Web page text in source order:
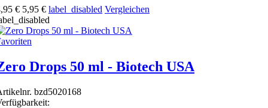
€ 5,95 € label_disabled Vergleichen
Drops 50 ml - Biotech USA
bzd5020168